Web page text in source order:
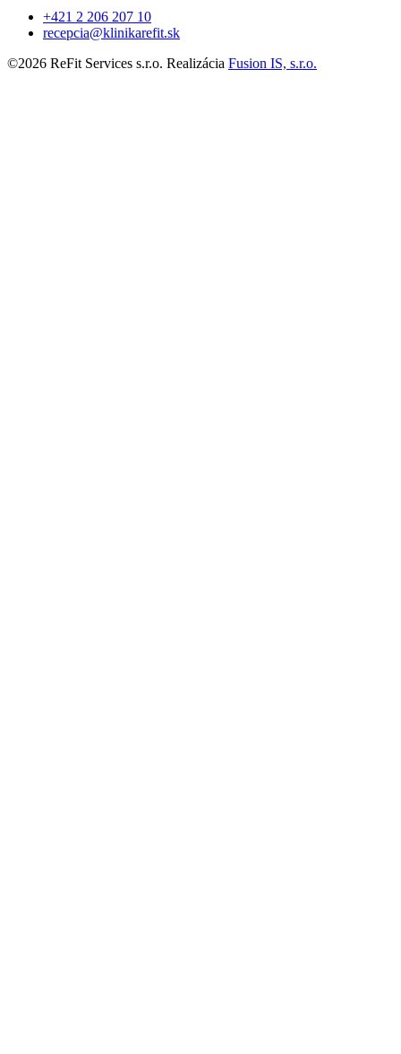
+421 2 206 207 10
recepcia@klinikarefit.sk
©2026 ReFit Services s.r.o. Realizácia Fusion IS, s.r.o.